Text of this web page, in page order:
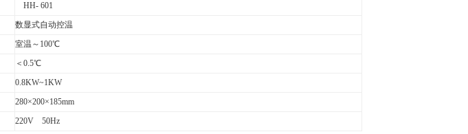
HH- 601
数显式自动控温
室温～100℃
＜0.5℃
0.8KW~1KW
280×200×185mm
220V 50Hz